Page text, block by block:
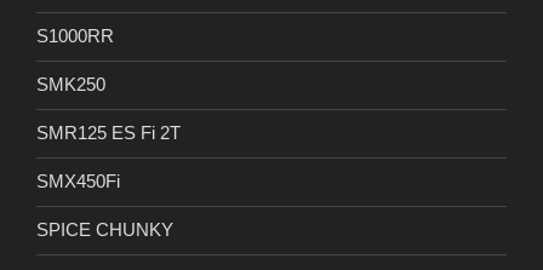
S1000RR
SMK250
SMR125 ES Fi 2T
SMX450Fi
SPICE CHUNKY